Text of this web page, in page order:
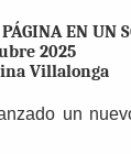
EN UN
2025
Villalonga
un